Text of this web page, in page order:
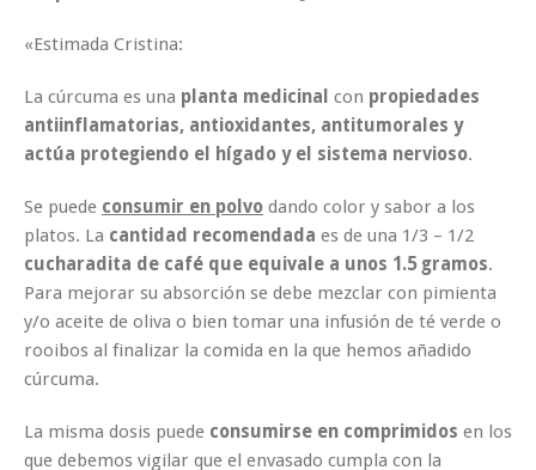
«Estimada Cristina:
La cúrcuma es una planta medicinal con propiedades
antiinflamatorias, antioxidantes, antitumorales y
actúa protegiendo el hígado y el sistema nervioso.
Se puede consumir en polvo dando color y sabor a los
platos. La cantidad recomendada es de una 1/3 – 1/2
cucharadita de café que equivale a unos 1.5 gramos.
Para mejorar su absorción se debe mezclar con pimienta
y/o aceite de oliva o bien tomar una infusión de té verde o
rooibos al finalizar la comida en la que hemos añadido
cúrcuma.
La misma dosis puede consumirse en comprimidos en los
que debemos vigilar que el envasado cumpla con la